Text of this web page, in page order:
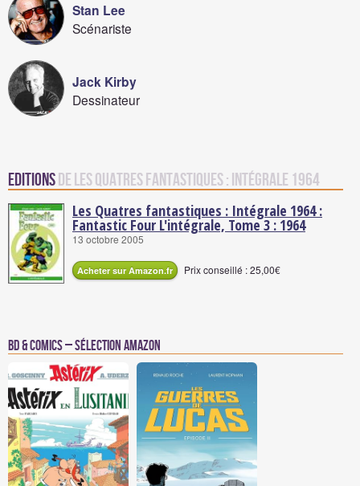
Stan Lee
Scénariste
Jack Kirby
Dessinateur
Editionsde Les Quatres fantastiques : Intégrale 1964
Les Quatres fantastiques : Intégrale 1964 :
Fantastic Four L'intégrale, Tome 3 : 1964
13 octobre 2005
Acheter sur Amazon.fr Prix conseillé : 25,00€
BD & Comics – Sélection Amazon